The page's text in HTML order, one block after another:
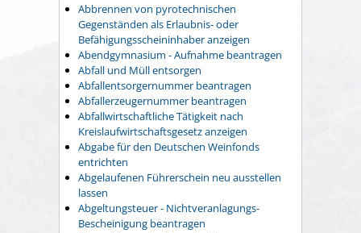
Abbrennen von pyrotechnischen
Gegenständen als Erlaubnis- oder
Befähigungsscheininhaber anzeigen
Abendgymnasium - Aufnahme beantragen
Abfall und Müll entsorgen
Abfallentsorgernummer beantragen
Abfallerzeugernummer beantragen
Abfallwirtschaftliche Tätigkeit nach
Kreislaufwirtschaftsgesetz anzeigen
Abgabe für den Deutschen Weinfonds
entrichten
Abgelaufenen Führerschein neu ausstellen
lassen
Abgeltungsteuer - Nichtveranlagungs-
Bescheinigung beantragen